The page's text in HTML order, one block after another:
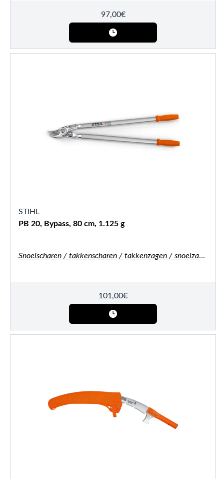
97,00€
STIHL
PB 20, Bypass, 80 cm, 1.125 g
Snoeischaren / takkenscharen / takkenzagen / snoeizagen
101,00€